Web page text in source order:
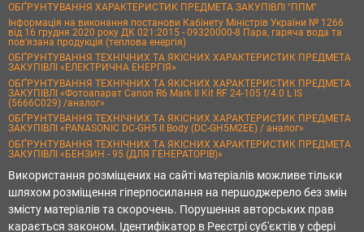
ОБҐРУНТУВАННЯ ХАРАКТЕРИСТИК ПРЕДМЕТА ЗАКУПІВЛІ "ППМ"
Інформація на виконання постанови Кабінету Міністрів України № 1266
від 16 грудня 2020 року ДК 021:2015 - 09320000-8 Пара, гаряча вода та
пов’язана продукція (теплова енергія)
ОБҐРУНТУВАННЯ ТЕХНІЧНИХ ТА ЯКІСНИХ ХАРАКТЕРИСТИК ПРЕДМЕТА
ЗАКУПІВЛІ «ЕЛЕКТРИЧНА ЕНЕРГІЯ»
ОБҐРУНТУВАННЯ ТЕХНІЧНИХ ТА ЯКІСНИХ ХАРАКТЕРИСТИК ПРЕДМЕТА
ЗАКУПІВЛІ «Фотоапарат Canon R6 Mark II Kit RF 24-105 f/4.0 L IS
(5666C029) /аналог»
ОБҐРУНТУВАННЯ ТЕХНІЧНИХ ТА ЯКІСНИХ ХАРАКТЕРИСТИК ПРЕДМЕТА
ЗАКУПІВЛІ «PANASONIC DC-GH5 II Body (DC-GH5M2EE) / аналог»
ОБҐРУНТУВАННЯ ТЕХНІЧНИХ ТА ЯКІСНИХ ХАРАКТЕРИСТИК ПРЕДМЕТА
ЗАКУПІВЛІ «БЕНЗИН - 95 (ДЛЯ ГЕНЕРАТОРІВ)»
Використання розміщених на сайті матеріалів можливе тільки
шляхом розміщення гіперпосилання на першоджерело без змін
змісту матеріалів та скорочень. Порушення авторських прав
карається законом. Ідентифікатор в Реєстрі суб'єктів у сфері